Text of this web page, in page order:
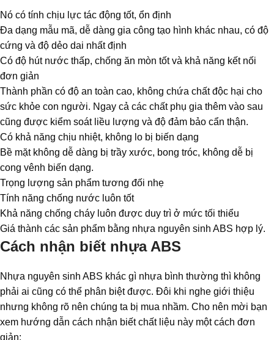
Nó có tính chịu lực tác động tốt, ổn định
Đa dạng mẫu mã, dễ dàng gia công tạo hình khác nhau, có độ
cứng và độ dẻo dai nhất định
Có độ hút nước thấp, chống ăn mòn tốt và khả năng kết nối
đơn giản
Thành phần có độ an toàn cao, không chứa chất độc hại cho
sức khỏe con người. Ngay cả các chất phụ gia thêm vào sau
cũng được kiểm soát liều lượng và độ đảm bảo cẩn thận.
Có khả năng chịu nhiệt, không lo bị biến dạng
Bề mặt không dễ dàng bị trầy xước, bong tróc, không dễ bị
cong vênh biến dạng.
Trọng lượng sản phẩm tương đối nhẹ
Tính năng chống nước luôn tốt
Khả năng chống cháy luôn được duy trì ở mức tối thiểu
Giá thành các sản phẩm bằng nhựa nguyên sinh ABS hợp lý.
Cách nhận biết nhựa ABS
Nhựa nguyên sinh ABS khác gì nhựa bình thường thì không
phải ai cũng có thể phân biệt được. Đôi khi nghe giới thiệu
nhưng không rõ nên chúng ta bị mua nhầm. Cho nên mời bạn
xem hướng dẫn cách nhận biết chất liệu này một cách đơn
giản: